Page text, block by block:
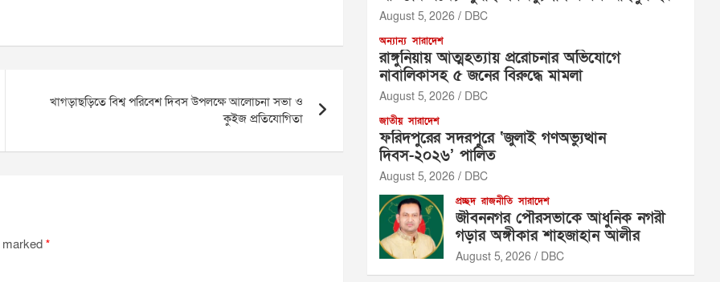
খাগড়াছড়িতে বিশ্ব পরিবেশ দিবস উপলক্ষে আলোচনা সভা ও
কুইজ প্রতিযোগিতা
marked *
August 5, 2026 DBC
অন্যান্য সারাদেশ
রাঙ্গুনিয়ায় আত্মহত্যায় প্ররোচনার অভিযোগে
নাবালিকাসহ ৫ জনের বিরুদ্ধে মামলা
August 5, 2026 DBC
জাতীয় সারাদেশ
ফরিদপুরের সদরপুরে ‘জুলাই গণঅভ্যুত্থান
দিবস-২০২৬’ পালিত
August 5, 2026 DBC
প্রচ্ছদ রাজনীতি সারাদেশ
জীবননগর পৌরসভাকে আধুনিক নগরী
গড়ার অঙ্গীকার শাহজাহান আলীর
August 5, 2026 DBC